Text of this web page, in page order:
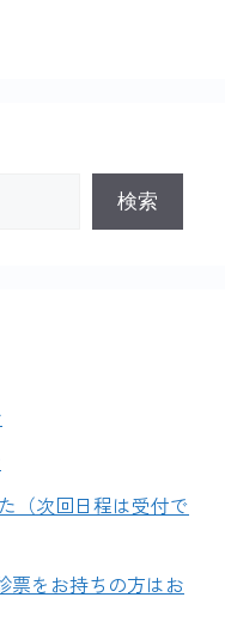
検索
（次回日程は受付で
票をお持ちの方はお